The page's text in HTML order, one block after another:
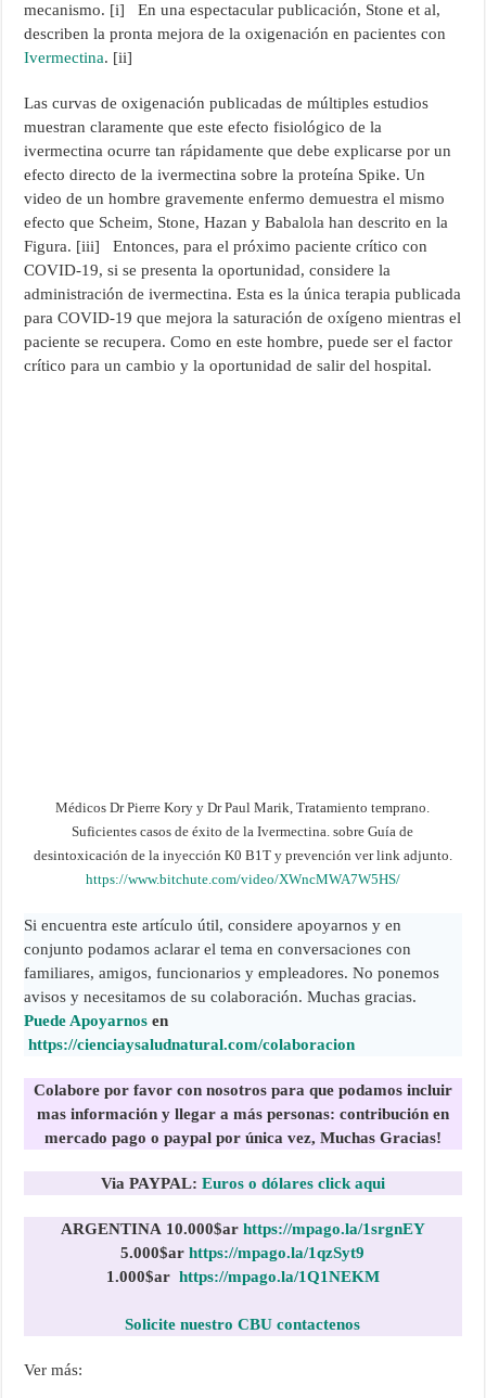
mecanismo. [i] En una espectacular publicación, Stone et al,
describen la pronta mejora de la oxigenación en pacientes con
Ivermectina. [ii]
Las curvas de oxigenación publicadas de múltiples estudios
muestran claramente que este efecto fisiológico de la
ivermectina ocurre tan rápidamente que debe explicarse por un
efecto directo de la ivermectina sobre la proteína Spike. Un
video de un hombre gravemente enfermo demuestra el mismo
efecto que Scheim, Stone, Hazan y Babalola han descrito en la
Figura. [iii]
Entonces, para el próximo paciente crítico con
COVID-19, si se presenta la oportunidad, considere la
administración de ivermectina. Esta es la única terapia publicada
para COVID-19 que mejora la saturación de oxígeno mientras el
paciente se recupera. Como en este hombre, puede ser el factor
crítico para un cambio y la oportunidad de salir del hospital.
Médicos Dr Pierre Kory y Dr Paul Marik, Tratamiento temprano.
Suficientes casos de éxito de la Ivermectina. sobre Guía de
desintoxicación de la inyección K0 B1T y prevención ver link adjunto.
https://www.bitchute.com/video/XWncMWA7W5HS/
Si encuentra este artículo útil, considere apoyarnos y en
conjunto podamos aclarar el tema en conversaciones con
familiares, amigos, funcionarios y empleadores. No ponemos
avisos y necesitamos de su colaboración. Muchas gracias.
Puede Apoyarnos en
https://cienciaysaludnatural.com/colaboracion
Colabore por favor con nosotros para que podamos incluir
mas información y llegar a más personas: contribución en
mercado pago o paypal por única vez, Muchas Gracias!
Via PAYPAL: Euros o dólares click aqui
ARGENTINA 10.000$ar https://mpago.la/1srgnEY
5.000$arhttps://mpago.la/1qzSyt9
1.000$ar https://mpago.la/1Q1NEKM
Solicite nuestro CBU contactenos
Ver más: